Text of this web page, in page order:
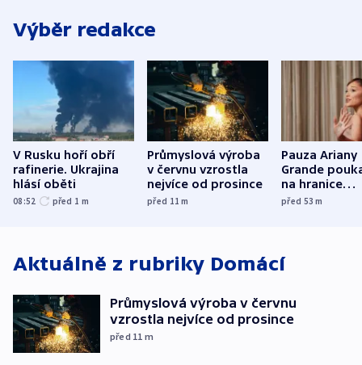
Výběr redakce
V Rusku hoří obří
rafinerie. Ukrajina
hlásí oběti
08:52 před 1 m
Průmyslová výroba
v červnu vzrostla
nejvíce od prosince
před 11m
Pauza Ariany
Grande
na hranice
před 53m
Aktuálně z rubriky Domácí
Průmyslová výroba v červnu
vzrostla nejvíce od prosince
před 11 m